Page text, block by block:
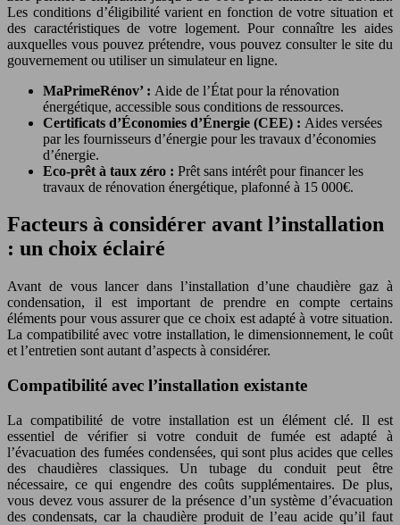
Les conditions d’éligibilité varient en fonction de votre situation et
des caractéristiques de votre logement. Pour connaître les aides
auxquelles vous pouvez prétendre, vous pouvez consulter le site du
gouvernement ou utiliser un simulateur en ligne.
MaPrimeRénov’ : Aide de l’État pour la rénovation
énergétique, accessible sous conditions de ressources.
Certificats d’Économies d’Énergie (CEE) : Aides versées
par les fournisseurs d’énergie pour les travaux d’économies
d’énergie.
Eco-prêt à taux zéro : Prêt sans intérêt pour financer les
travaux de rénovation énergétique, plafonné à 15 000€.
Facteurs à considérer avant l’installation
: un choix éclairé
Avant de vous lancer dans l’installation d’une chaudière gaz à
condensation, il est important de prendre en compte certains
éléments pour vous assurer que ce choix est adapté à votre situation.
La compatibilité avec votre installation, le dimensionnement, le coût
et l’entretien sont autant d’aspects à considérer.
Compatibilité avec l’installation existante
La compatibilité de votre installation est un élément clé. Il est
essentiel de vérifier si votre conduit de fumée est adapté à
l’évacuation des fumées condensées, qui sont plus acides que celles
des chaudières classiques. Un tubage du conduit peut être
nécessaire, ce qui engendre des coûts supplémentaires. De plus,
vous devez vous assurer de la présence d’un système d’évacuation
des condensats, car la chaudière produit de l’eau acide qu’il faut